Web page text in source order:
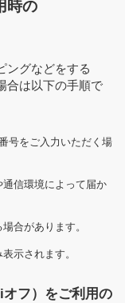
時の
ングなどをする
合は以下の手順で
号をご入力いただく場
信環境によって届か
合があります。
示されます。
フ）をご利用の